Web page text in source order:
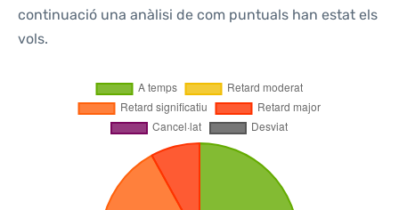
continuació una anàlisi de com puntuals han estat els
vols.